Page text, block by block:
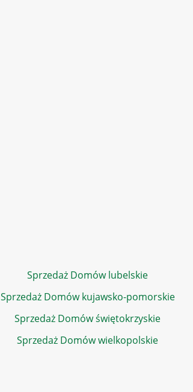
Sprzedaż Domów lubelskie
Sprzedaż Domów kujawsko-pomorskie
Sprzedaż Domów świętokrzyskie
Sprzedaż Domów wielkopolskie